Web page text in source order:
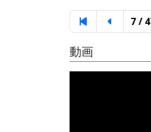
7 /
動画